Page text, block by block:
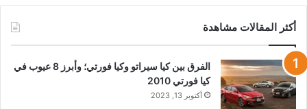
أكثر المقالات مشاهدة
الفرق بين كيا سيراتو وكيا فورتي؛ وأبرز 8 عيوب في
كيا فورتي 2010
أكتوبر 13, 2023